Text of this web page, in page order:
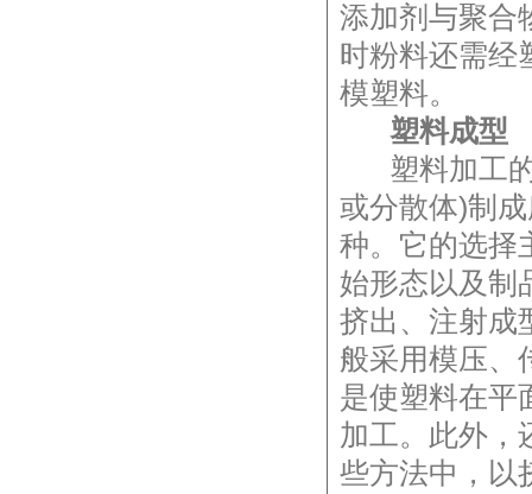
添加剂与聚合
时粉料还需经
模塑料。
塑料成型
塑料加工的
或分散体)制
种。它的选择
始形态以及制
挤出、注射成
般采用模压、
是使塑料在平
加工。此外，
些方法中，以